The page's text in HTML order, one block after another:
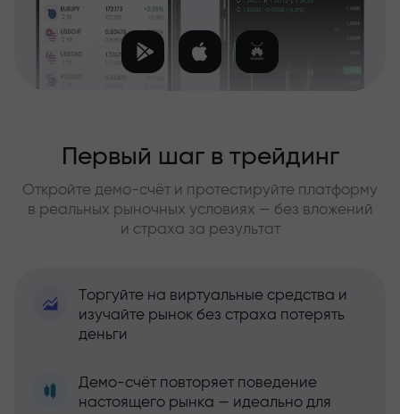
Первый шаг в трейдинг
Откройте демо-счёт и протестируйте платформу
в реальных рыночных условиях — без вложений
и страха за результат
Торгуйте на виртуальные средства и
изучайте рынок без страха потерять
деньги
Демо-счёт повторяет поведение
настоящего рынка — идеально для